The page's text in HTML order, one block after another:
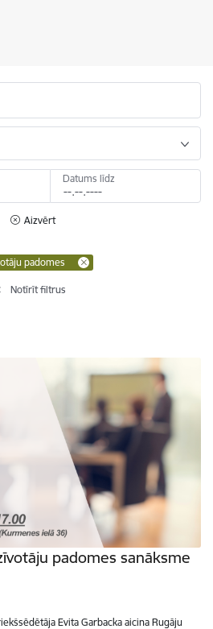
Datums līdz
Aizvērt
padomes
Notīrīt filtrus
padomes sanāksme
Evita Garbacka aicina Rugāju